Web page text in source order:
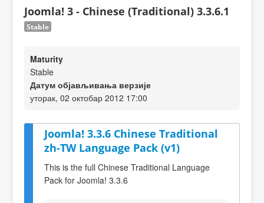
Joomla! 3 - Chinese (Traditional) 3.3.6.1
Stable
Maturity
Stable
Датум објављивања верзије
уторак, 02 октобар 2012 17:00
Joomla! 3.3.6 Chinese Traditional
zh-TW Language Pack (v1)
This is the full Chinese Traditional Language
Pack for Joomla! 3.3.6